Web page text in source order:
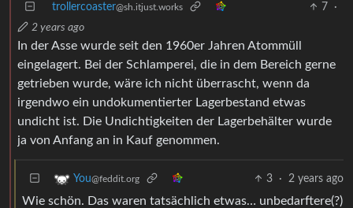
trollercoaster@sh.itjust.works 7
·
2 years ago
In der Asse wurde seit den 1960er Jahren Atommüll
eingelagert. Bei der Schlamperei, die in dem Bereich gerne
getrieben wurde, wäre ich nicht überrascht, wenn da
irgendwo ein undokumentierter Lagerbestand etwas
undicht ist. Die Undichtigkeiten der Lagerbehälter wurde
ja von Anfang an in Kauf genommen.
You@feddit.org 3 · 2 years ago
Wie schön. Das waren tatsächlich etwas… unbedarftere(?)